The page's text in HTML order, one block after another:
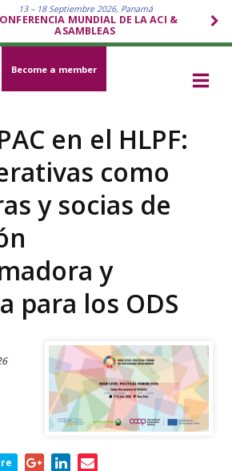
13 – 18 Septiembre 2026, Panamá
MUNDIAL DE LA ACI &
ASAMBLEAS
Become a member
en el HLPF:
como
y socias de
y
para los ODS